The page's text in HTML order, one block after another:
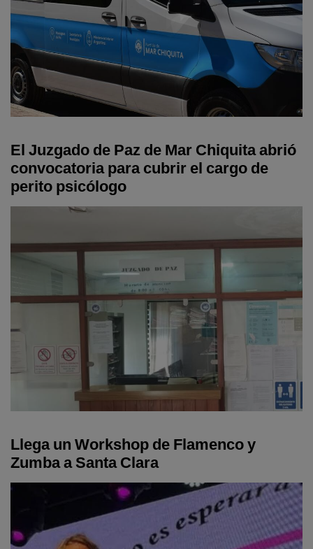
El Juzgado de Paz de Mar Chiquita abrió
convocatoria para cubrir el cargo de
perito psicólogo
Llega un Workshop de Flamenco y
Zumba a Santa Clara